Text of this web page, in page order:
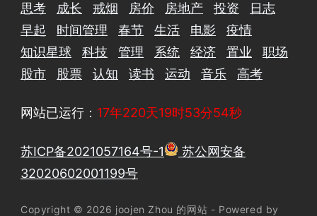
思考
成长 戒烟 房价 房地产 投资
日志
早起
时间管理 春节 生活 电影
疫情
知识星球
科技 管理 系统 经济 置业
职场
股市
股票 认知 读书 运动 音乐 高考
网站已运行： 17年220天19时53分55秒
苏ICP备2021057164号-1
苏公网安备
32020602001199号
Copyright © 2026 joojen Zhou 的网站 - Powered by